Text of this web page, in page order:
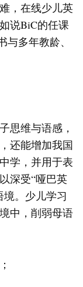
，在线少儿英
说BiC的任课
多年教龄、
维与语感，
还能增加我国
学，并用于表
深受“哑巴英
。少儿学习
中，削弱母语